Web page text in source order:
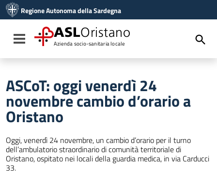
Vai al menu di navigazione
Vai al footer
Regione Autonoma della Sardegna
Toggle navigation
ASLOristano
Azienda socio-sanitaria locale
ASCoT: oggi venerdì 24
novembre cambio d’orario a
Oristano
Oggi, venerdì 24 novembre, un cambio d’orario per il turno
dell’ambulatorio straordinario di comunità territoriale di
Oristano, ospitato nei locali della guardia medica, in via Carducci
33.